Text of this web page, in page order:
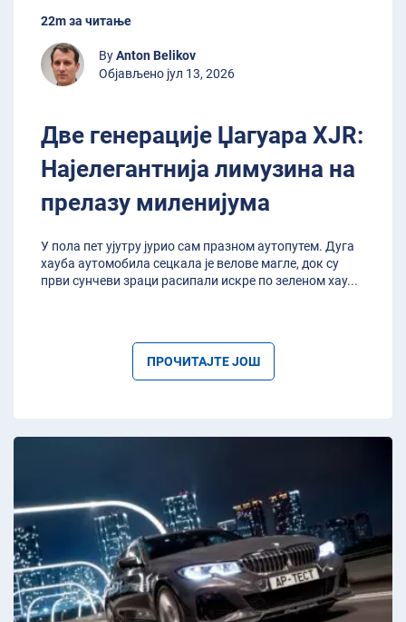
22m за читање
ByAnton Belikov
Објављено јул 13, 2026
Две генерације Џагуара XJR:
Најелегантнија лимузина на
прелазу миленијума
У пола пет ујутру јурио сам празном аутопутем. Дуга
хауба аутомобила сецкала је велове магле, док су
први сунчеви зраци расипали искре по зеленом хау...
ПРОЧИТАЈТЕ ЈОШ